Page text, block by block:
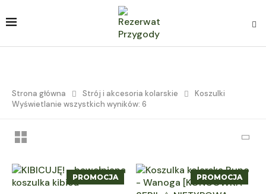
Strona główna Strój i akcesoria kolarskie
Koszulki
Wyświetlanie wszystkich wyników: 6
PROMOCJA PROMOCJA